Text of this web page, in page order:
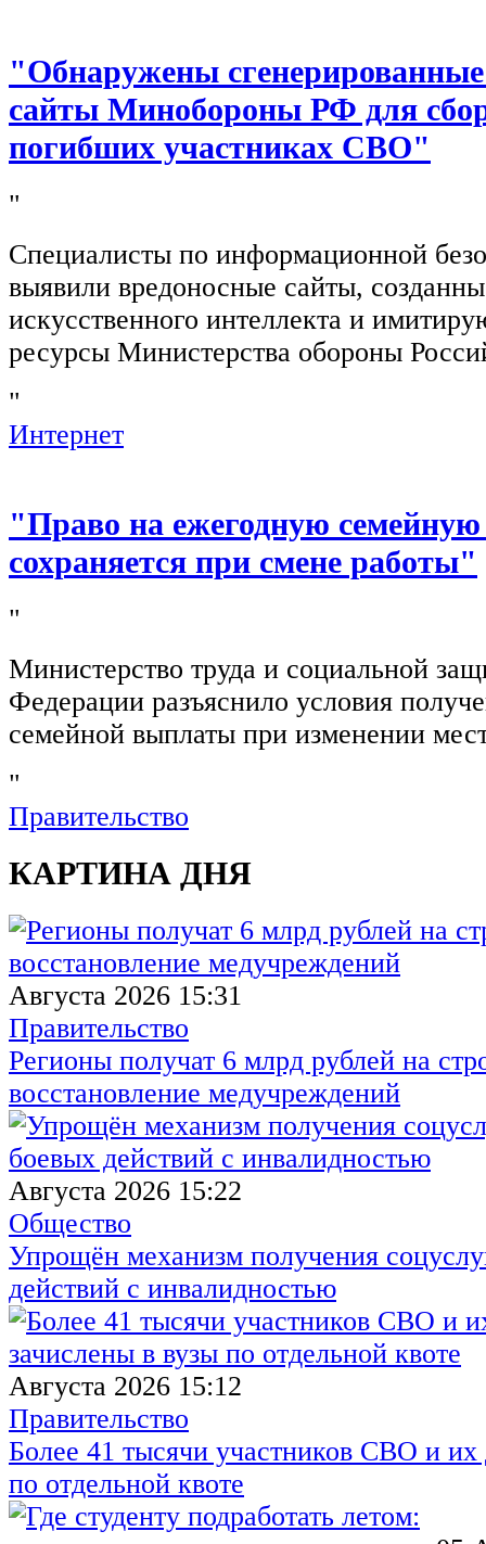
"Обнаружены
сайты Минобороны РФ для
погибших участниках СВО"
"
Специалисты по информационной
выявили вредоносные сайты,
искусственного интеллекта и
ресурсы Министерства обороны
"
Интернет
"Право на ежегодную
сохраняется при смене работы"
"
Министерство труда и социальной
Федерации разъяснило условия
семейной выплаты при изменении
"
Правительство
КАРТИНА ДНЯ
Августа 2026 15:31
Правительство
Регионы получат 6 млрд рублей на
восстановление медучреждений
Августа 2026 15:22
Общество
Упрощён механизм получения
действий с инвалидностью
Августа 2026 15:12
Правительство
Более 41 тысячи участников СВО и их
по отдельной квоте